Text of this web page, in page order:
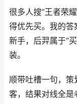
很多人搜“王者荣
得优先买。我的
新手，后羿属于“
装。
顺带吐槽一句，策
客，结果对线全是